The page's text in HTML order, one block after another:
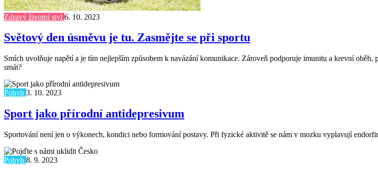
Zdravý životní styl 6. 10. 2023
Světový den úsměvu je tu. Zasmějte se při sportu
Smích uvolňuje napětí a je tím nejlepším způsobem k navázání komunikace. Zároveň podporuje imunitu a krevní
smát?
Pohyb 3. 10. 2023
Sport jako přírodní antidepresivum
Sportování není jen o výkonech, kondici nebo formování postavy. Při fyzické aktivitě se nám v mozku vyplavují
Pohyb 8. 9. 2023